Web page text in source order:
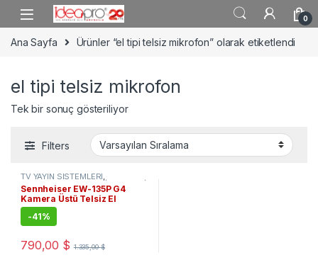
Skip to navigation
Skip to content
0
Ana Sayfa Ürünler “el tipi telsiz mikrofon” olarak etiketlendi
el tipi telsiz mikrofon
Tek bir sonuç gösteriliyor
Filters
TV YAYIN SİSTEMLERİ
PROFESYONEL SES SİSTEMLERİ
Telsiz Mikrofonlar
Sennheiser EW-135P G4
Kamera Üstü Telsiz El
Mikrofon Seti
-41%
790,00 $ 1.335,00$